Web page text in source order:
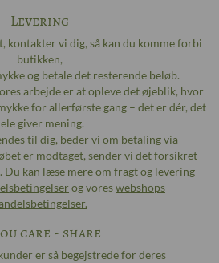
Levering
kontakter vi dig, så kan du komme forbi
butikken,
og betale det resterende beløb.
arbejde er at opleve det øjeblik, hvor
for allerførste gang – det er dér, det
giver mening.
til dig, beder vi om betaling via
er modtaget, sender vi det forsikret
Du kan læse mere om fragt og levering
og voreswebshops
care - share
er så begejstrede for deres